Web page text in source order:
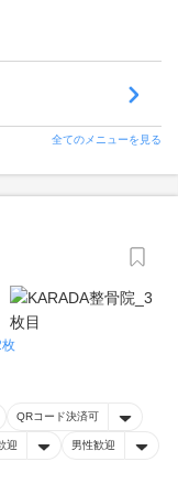
全てのメニューを見る
QRコード決済可
迎 男性歓迎